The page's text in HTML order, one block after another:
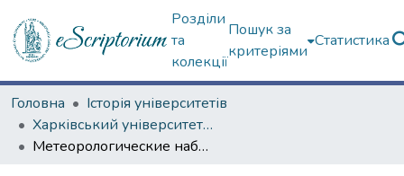
Розділи
та
колекції
Пошук за
критеріями
Статистика
Головна
Історія університетів
Харківський університет (сторінками періодичних видань)
Метеорологические наблюдения, делаемые при Харьковском университете [13 марта – 19 марта 1852 года]